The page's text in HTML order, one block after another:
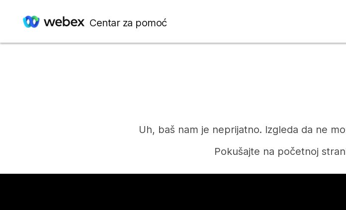
Centar za pomoć
Uh, baš nam je neprijatno. Izgleda da ne
Pokušajte na početnoj